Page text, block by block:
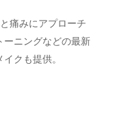
痛みにアプローチ
ーニングなどの最新
クも提供。